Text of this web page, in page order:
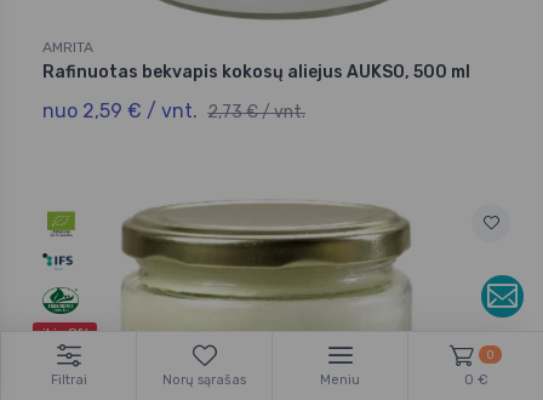
AMRITA
Rafinuotas bekvapis kokosų aliejus AUKSO, 500 ml
nuo 2,59 € / vnt. 2,73 € / vnt.
iki -8%
Filtrai Norų sąrašas Meniu
0
0 €